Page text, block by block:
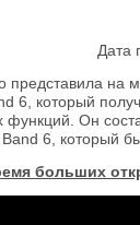
Дата
представила на
6, который
функций. Он
6, который
больших